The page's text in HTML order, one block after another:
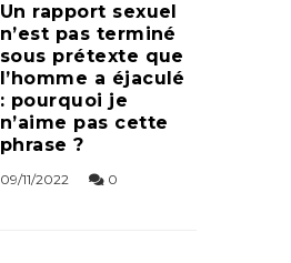
Un rapport sexuel
n’est pas terminé
sous prétexte que
l’homme a éjaculé
: pourquoi je
n’aime pas cette
phrase ?
09/11/2022 0